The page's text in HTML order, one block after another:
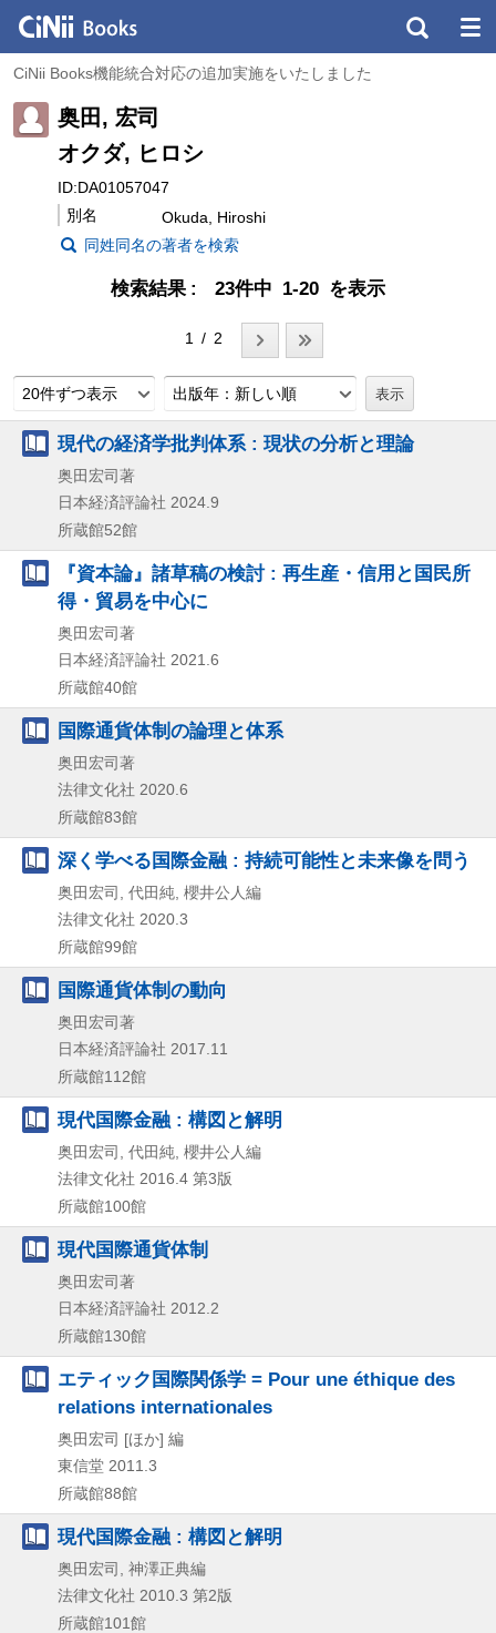
CiNii Books機能統合対応の追加実施をいたしました
奥田, 宏司
オクダ, ヒロシ
ID:DA01057047
別名
Okuda, Hiroshi
同姓同名の著者を検索
検索結果 23件中 1-20 を表示
1 / 2
20件ずつ表示 出版年：新しい順
現代の経済学批判体系 : 現状の分析と理論
奥田宏司著
日本経済評論社 2024.9
所蔵館52館
『資本論』諸草稿の検討 : 再生産・信用と国民所
得・貿易を中心に
奥田宏司著
日本経済評論社 2021.6
所蔵館40館
国際通貨体制の論理と体系
奥田宏司著
法律文化社 2020.6
所蔵館83館
深く学べる国際金融 : 持続可能性と未来像を問う
奥田宏司, 代田純, 櫻井公人編
法律文化社 2020.3
所蔵館99館
国際通貨体制の動向
奥田宏司著
日本経済評論社 2017.11
所蔵館112館
現代国際金融 : 構図と解明
奥田宏司, 代田純, 櫻井公人編
法律文化社 2016.4 第3版
所蔵館100館
現代国際通貨体制
奥田宏司著
日本経済評論社 2012.2
所蔵館130館
エティック国際関係学 = Pour une éthique des
relations internationales
奥田宏司 [ほか] 編
東信堂 2011.3
所蔵館88館
現代国際金融 : 構図と解明
奥田宏司, 神澤正典編
法律文化社 2010.3 第2版
所蔵館101館